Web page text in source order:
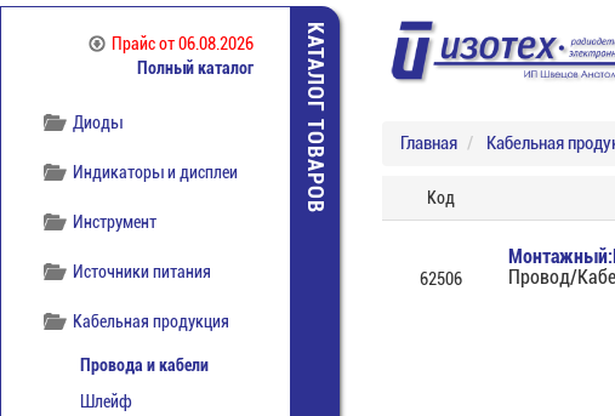
Прайсот 06.08.2026
Полный каталог
Диоды
Индикаторы и дисплеи
Инструмент
Источники питания
Кабельная продукция
Провода и кабели
Шлейф
КАТАЛОГ ТОВАРОВ Главная Кабельная
Код
62506
Провод/